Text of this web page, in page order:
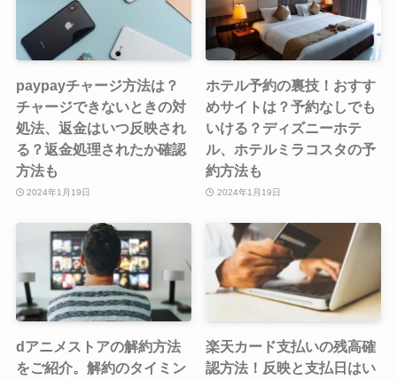
paypayチャージ方法は？
チャージできないときの対
処法、返金はいつ反映され
る？返金処理されたか確認
方法も
2024年1月19日
ホテル予約の裏技！おすす
めサイトは？予約なしでも
いける？ディズニーホテ
ル、ホテルミラコスタの予
約方法も
2024年1月19日
dアニメストアの解約方法
をご紹介。解約のタイミン
楽天カード支払いの残高確
認方法！反映と支払日はい